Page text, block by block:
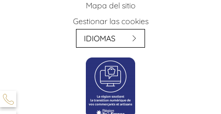
Mapa del sitio
Gestionar las cookies
IDIOMAS